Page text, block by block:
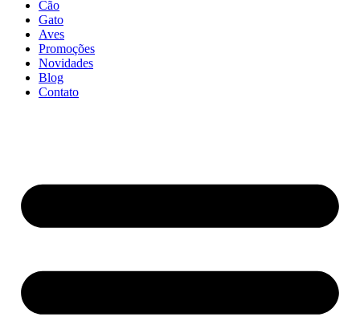
Cão
Gato
Aves
Promoções
Novidades
Blog
Contato